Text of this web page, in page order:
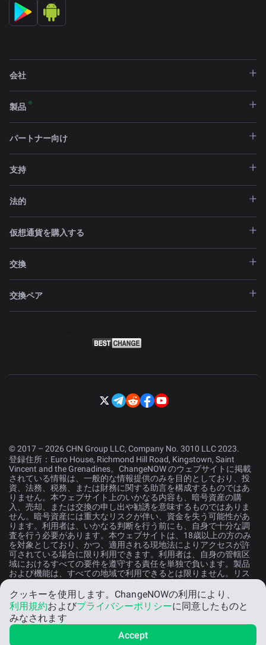
会社
製品
パートナー向け
支持
法的
仮想通貨を購入する
交換
交換ペア
© 2017 – 2026 CHN Group LLC, Company No. 3010 LLC 2023.
登録住所：Euro House, Richmond Hill Road, Kingstown, Saint
Vincent and the Grenadines。ChangeNOW のウェブサイトに掲載
されている情報は、一般的な情報提供のみを目的としており、投
資、法務、税務、または財務に関する助言を構成するものではあ
りません。本ウェブサイト上のいかなる内容も、暗号資産の購
入、売却、または交換の申し出や勧誘を意味するものではありま
せん。暗号資産には重大なリスクが伴い、資金を失う可能性があ
ります。利用者は、いかなる判断を行う前にも、自身で十分な調
査を行う必要があります。本ウェブサイトは、18歳以上の方のみ
を対象としており、かつ、適用される現地法によりアクセスが許
可されている場合に限り利用できます。利用者は、自身の管轄区
域におけるすべての要件を遵守する責任を単独で負います。製品
および機能は、すべての地域で利用できるとは限りません。リス
日本語
クッキーを使用します。 ChangeNOWの利用により、
利用規約およびプライバシーポリシーに同意したものと
みなされます
Accept